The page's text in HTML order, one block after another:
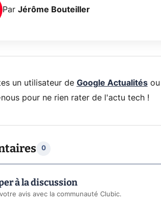
Par Jérôme Bouteiller
un utilisateur de Google Actualitésou
pour ne rien rater de l'actu tech !
0
à la discussion
avis avec la communauté Clubic.